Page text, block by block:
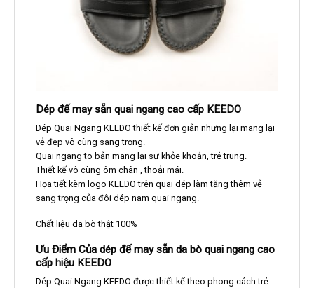
Dép đế may sẵn quai ngang cao cấp KEEDO
Dép Quai Ngang KEEDO thiết kế đơn giản nhưng lại mang lại
vẻ đẹp vô cùng sang trọng.
Quai ngang to bản mang lại sự khỏe khoắn, trẻ trung.
Thiết kế vô cùng ôm chân , thoải mái.
Họa tiết kèm logo KEEDO trên quai dép làm tăng thêm vẻ
sang trọng của đôi dép nam quai ngang.
Chất liệu da bò thật 100%
Ưu Điểm Của dép đế may sẵn da bò quai ngang cao
cấp hiệu KEEDO
Dép Quai Ngang KEEDO được thiết kế theo phong cách trẻ